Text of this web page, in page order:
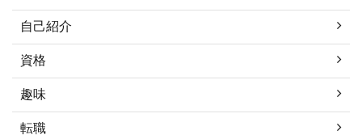
自己紹介
資格
趣味
転職